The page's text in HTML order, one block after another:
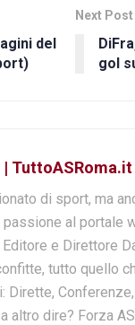
del
Next Post
gol
TuttoASRoma.it
di sport, ma
al portale
e Direttore
tutto quello
Dirette,
altro dire? Forza